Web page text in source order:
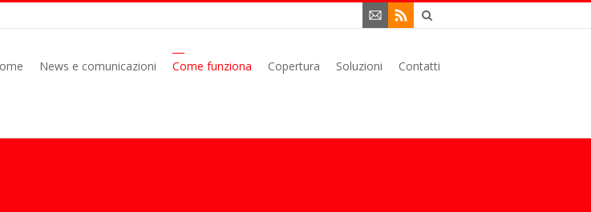
News e comunicazioni Come funziona Copertura Soluzioni Contatti